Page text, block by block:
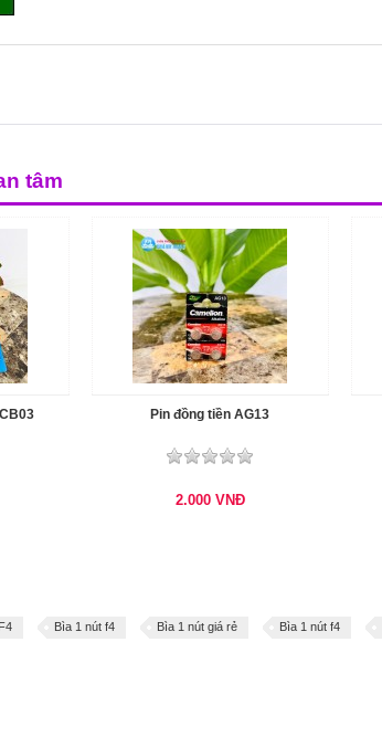
tâm
Pin đồng tiền AG13
2.000 VNĐ
Bìa 1 nút f4 Bìa 1 nút giá rẻ Bìa 1 nút f4